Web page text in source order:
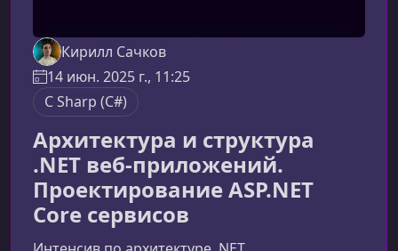
Кирилл Сачков
14 июн. 2025 г., 11:25
C Sharp (C#)
Архитектура и структура
.NET веб-приложений.
Проектирование ASP.NET
Core сервисов